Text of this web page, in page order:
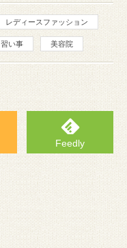
レディースファッション
習い事 美容院
Feedly